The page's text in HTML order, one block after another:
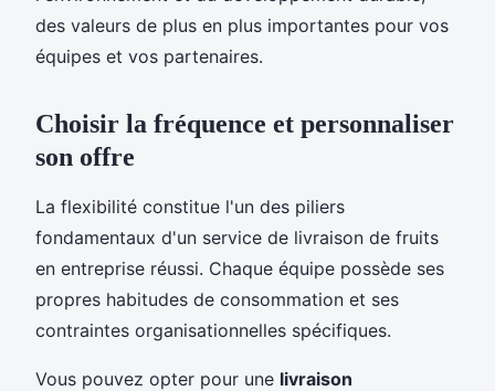
des valeurs de plus en plus importantes pour vos
équipes et vos partenaires.
Choisir la fréquence et personnaliser
son offre
La flexibilité constitue l'un des piliers
fondamentaux d'un service de livraison de fruits
en entreprise réussi. Chaque équipe possède ses
propres habitudes de consommation et ses
contraintes organisationnelles spécifiques.
Vous pouvez opter pour une livraison